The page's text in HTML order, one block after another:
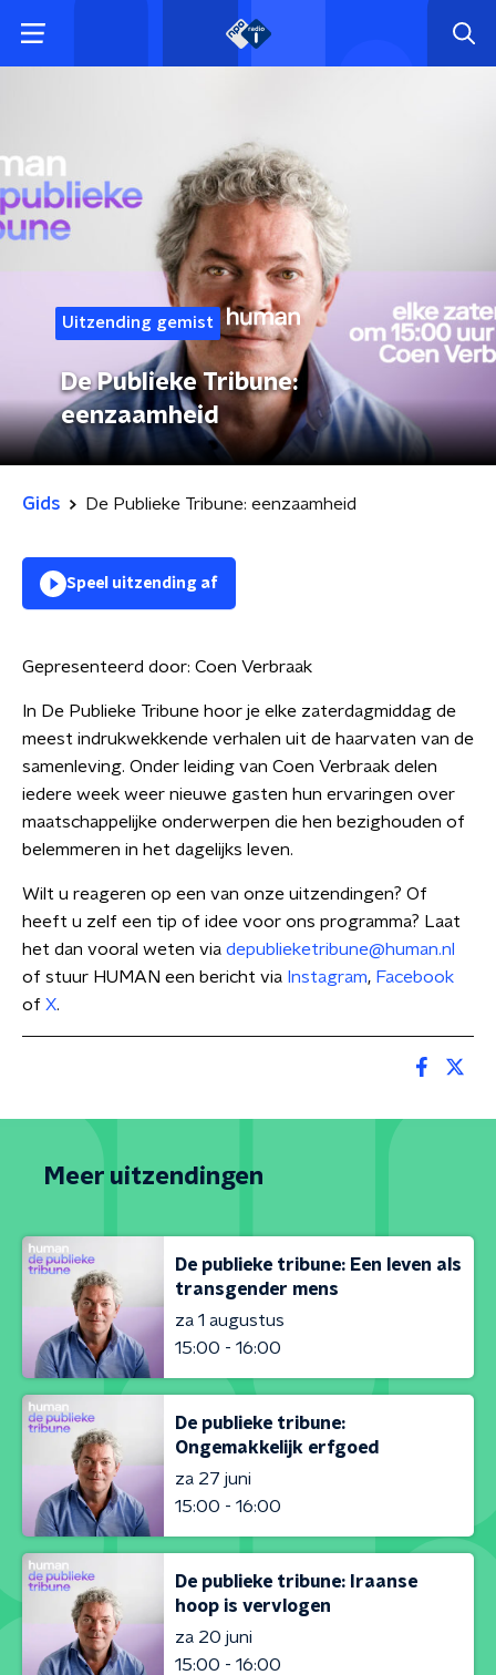
Uitzending gemist
De Publieke Tribune:
eenzaamheid
Gids De Publieke Tribune: eenzaamheid
Speel uitzending af
Gepresenteerd door: Coen Verbraak
In De Publieke Tribune hoor je elke zaterdagmiddag de
meest indrukwekkende verhalen uit de haarvaten van de
samenleving. Onder leiding van Coen Verbraak delen
iedere week weer nieuwe gasten hun ervaringen over
maatschappelijke onderwerpen die hen bezighouden of
belemmeren in het dagelijks leven.
Wilt u reageren op een van onze uitzendingen? Of
heeft u zelf een tip of idee voor ons programma? Laat
het dan vooral weten via depublieketribune@human.nl
of stuur HUMAN een bericht via Instagram, Facebook
of X.
Meer uitzendingen
De publieke tribune: Een leven als
transgender mens
za 1 augustus
15:00 - 16:00
De publieke tribune:
Ongemakkelijk erfgoed
za 27 juni
15:00 - 16:00
De publieke tribune: Iraanse
hoop is vervlogen
za 20 juni
15:00 - 16:00